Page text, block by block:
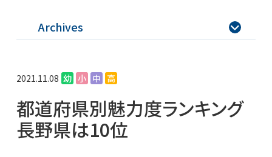
Archives 
2021.11.08 幼 小 中 高
都道府県別魅力度ランキング
長野県は10位